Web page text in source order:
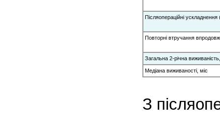
Післяопераційні ускладнення
Повторні втручання впродовж
Загальна 2-річна
Медіана виживаності, міс
З